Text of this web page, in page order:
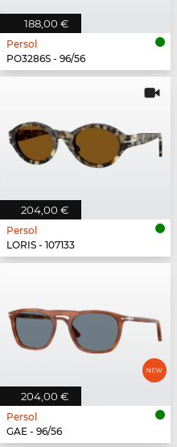
188,00 €
Persol
PO3286S - 96/56
204,00 €
Persol
LORIS - 107133
204,00 €
Persol
GAE - 96/56